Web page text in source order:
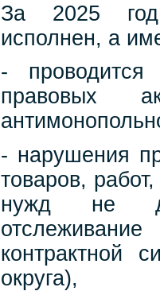
За 2025 год
исполнен, а
- проводится
правовых
- нарушения
товаров,
нужд не
контрактной
округа),